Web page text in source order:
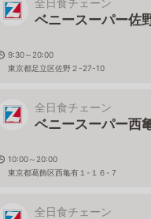
全日食チェーン
ベニースーパー佐
9:30～20:00
東京都足立区佐野２-27-10
全日食チェーン
ベニースーパー西
10:00～20:00
東京都葛飾区西亀有１-１６-７
全日食チェーン